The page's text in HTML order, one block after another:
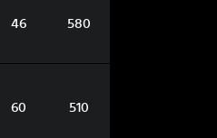
46 580
60 510